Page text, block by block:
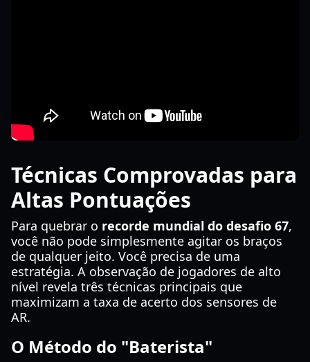
Técnicas Comprovadas para
Altas Pontuações
Para quebrar o recorde mundial do desafio 67,
você não pode simplesmente agitar os braços
de qualquer jeito. Você precisa de uma
estratégia. A observação de jogadores de alto
nível revela três técnicas principais que
maximizam a taxa de acerto dos sensores de
AR.
O Método do "Baterista"